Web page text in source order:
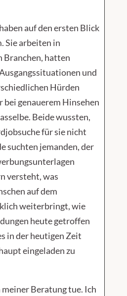
auf den ersten Blick
Sie arbeiten in
Branchen, hatten
und
Hürden
genauerem Hinsehen
Beide wussten,
für sie nicht
suchten jemanden, der
versteht, was
auf dem
weiterbringt, wie
heute getroffen
in der heutigen Zeit
eingeladen zu
meiner Beratung tue. Ich